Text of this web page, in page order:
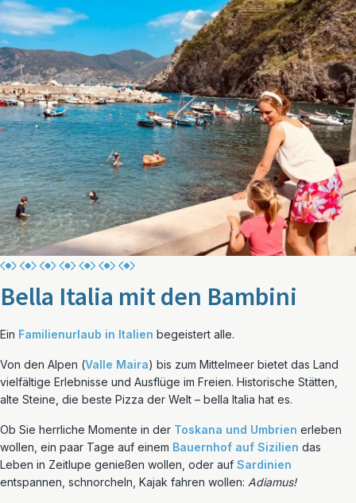
Bella Italia mit den Bambini
Ein Familienurlaub in Italien begeistert alle.
Von den Alpen (Valle Maira) bis zum Mittelmeer bietet das Land
vielfältige Erlebnisse und Ausflüge im Freien. Historische Stätten,
alte Steine, die beste Pizza der Welt – bella Italia hat es.
Ob Sie herrliche Momente in der Toskana und Umbrien erleben
wollen, ein paar Tage auf einem Bauernhof auf Sizilien das
Leben in Zeitlupe genießen wollen, oder auf Sardinien
entspannen, schnorcheln, Kajak fahren wollen: Adiamus!